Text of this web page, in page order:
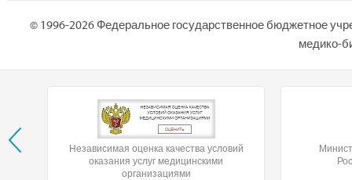
© 1996-2026 Федеральное государственное бюджетное
медико-
Независимая оценка качества условий
оказания услуг медицинскими
организациями